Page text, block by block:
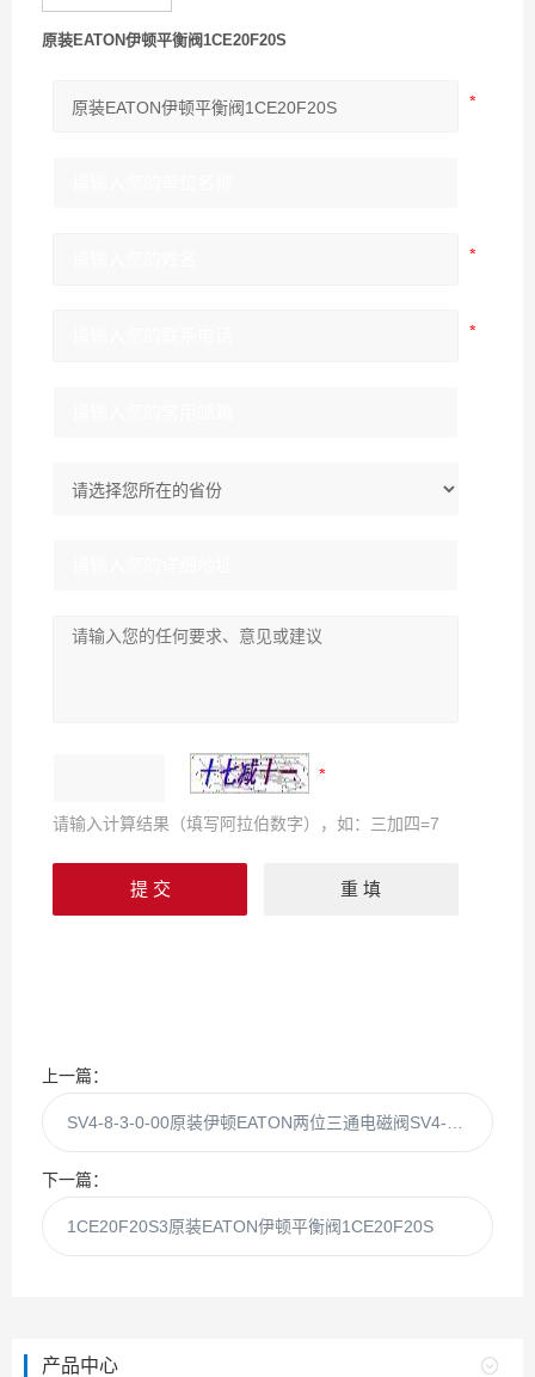
原装EATON伊顿平衡阀1CE20F20S
请输入计算结果（填写阿拉伯数字），如：三加四=7
上一篇：
下一篇：
1CE20F20S3原装EATON伊顿平衡阀1CE20F20S
产品中心